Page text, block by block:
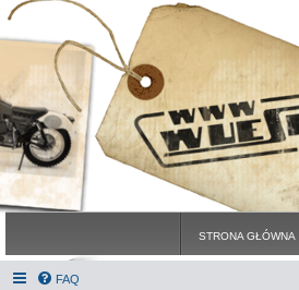
STRONA GŁÓWNA
FAQ